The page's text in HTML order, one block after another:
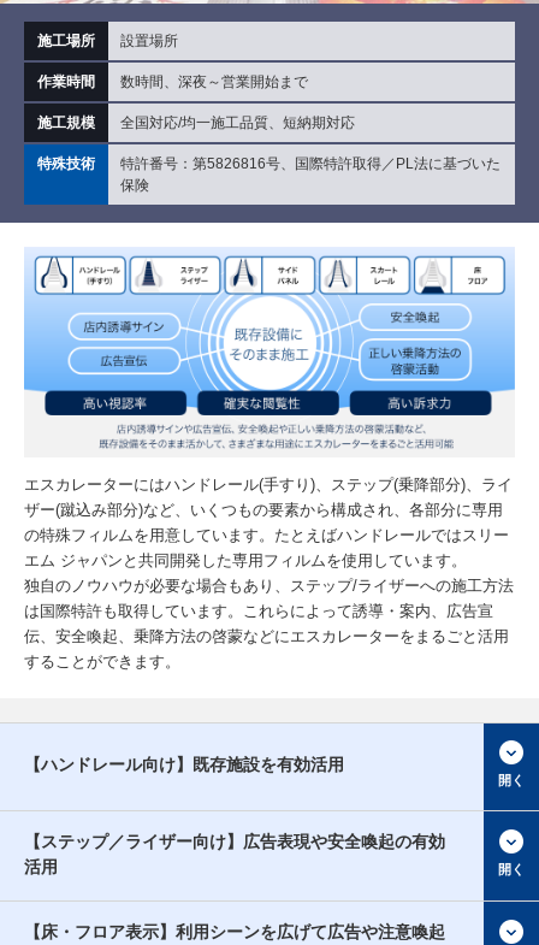
施工場所 設置場所
作業時間 数時間、深夜～営業開始まで
施工規模 全国対応/均一施工品質、短納期対応
特殊技術
特許番号：第5826816号、国際特許取得／PL法に基づいた
保険
エスカレーターにはハンドレール(手すり)、ステップ(乗降部分)、ライ
ザー(蹴込み部分)など、いくつもの要素から構成され、各部分に専用
の特殊フィルムを用意しています。たとえばハンドレールではスリー
エム ジャパンと共同開発した専用フィルムを使用しています。
独自のノウハウが必要な場合もあり、ステップ/ライザーへの施工方法
は国際特許も取得しています。これらによって誘導・案内、広告宣
伝、安全喚起、乗降方法の啓蒙などにエスカレーターをまるごと活用
することができます。
【ハンドレール向け】既存施設を有効活用
【ステップ／ライザー向け】広告表現や安全喚起の有効
活用
【床・フロア表示】利用シーンを広げて広告や注意喚起